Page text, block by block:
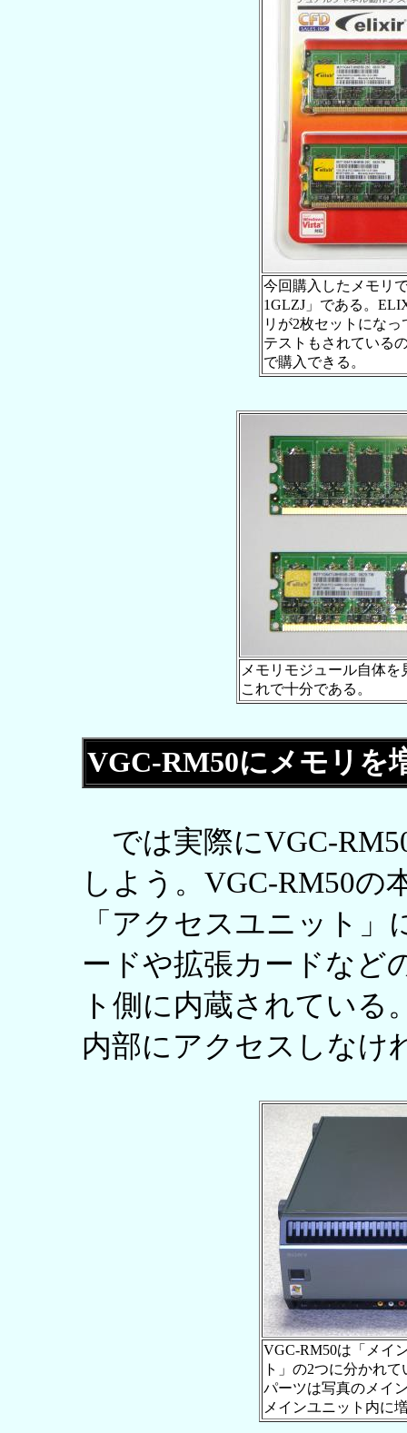
今回購入したメモリ
1GLZJ」である。
リが2枚セットにな
テストもされている
で購入できる。
メモリモジュール自体
これで十分である。
VGC-RM50にメモリを
では実際にVGC-
しよう。VGC-RM50の
「アクセスユニット
ードや拡張カードなど
ト側に内蔵されてい
内部にアクセスしなけ
VGC-RM50は「メイ
ト」の2つに分かれ
パーツは写真のメイ
メインユニット内に